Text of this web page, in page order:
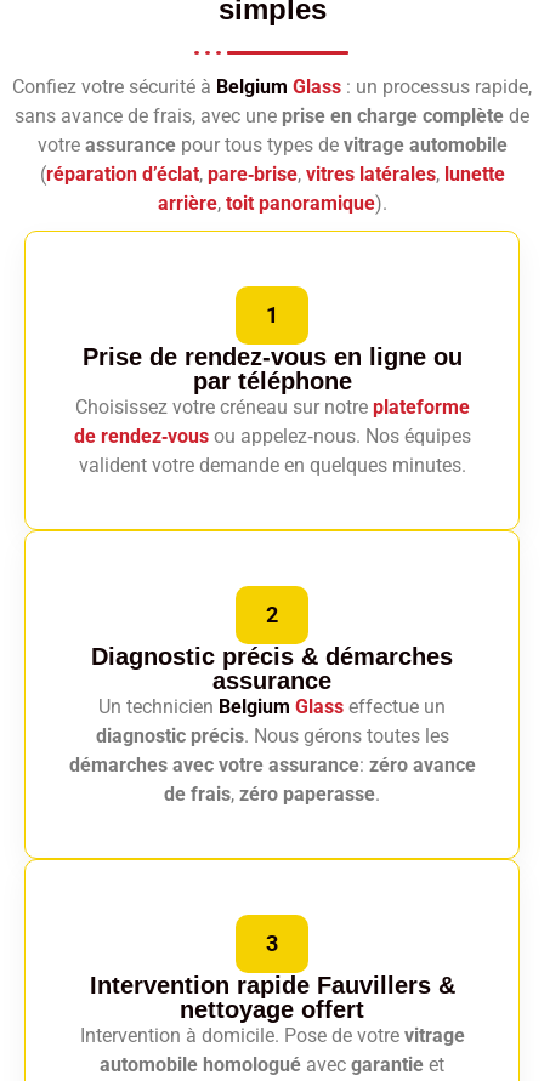
simples
Confiez votre sécurité à Belgium Glass : un processus rapide,
sans avance de frais, avec une prise en charge complète de
votre assurancepour tous types de vitrage automobile
(réparation d’éclat, pare‑brise, vitres latérales, lunette
arrière, toit panoramique).
1
Prise de rendez-vous en ligne ou
par téléphone
Choisissez votre créneau sur notre plateforme
de rendez‑vousou appelez‑nous. Nos équipes
valident votre demande en quelques minutes.
2
Diagnostic précis & démarches
assurance
Un technicien Belgium Glass effectue un
diagnostic précis. Nous gérons toutes les
démarches avec votre assurance: zéro avance
de frais, zéro paperasse.
3
Intervention rapide Fauvillers &
nettoyage offert
Intervention à domicile. Pose de votre vitrage
automobile homologué avec garantie et